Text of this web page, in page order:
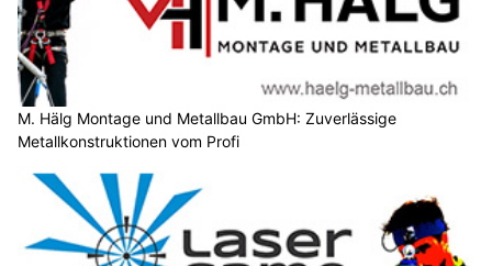
M. Hälg Montage und Metallbau GmbH: Zuverlässige
Metallkonstruktionen vom Profi